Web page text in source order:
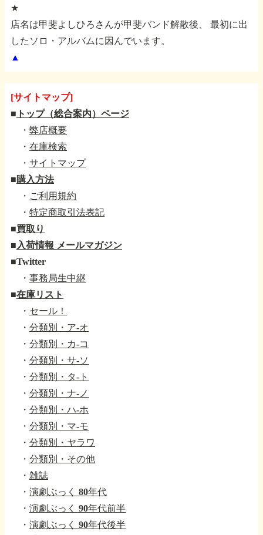
★
店名は甲斐よしひろさんが甲斐バンド解散後、
最初に出
したソロ・アルバムに因んでいます。
▲
[サイトマップ]
■ トップ（総合案内）ページ
・ 弊店概要
・ 在庫検索
・ サイトマップ
■購入方法
・ ご利用規約
・ 特定商取引法表記
■買取り
■ 入荷情報 メールマガジン
■Twitter
・ 事務局生中継
■在庫リスト
・ セール！
・ 分類別・ア-オ
・ 分類別・カ-コ
・ 分類別・サ-ソ
・ 分類別・タ-ト
・ 分類別・ナ-ノ
・ 分類別・ハ-ホ
・ 分類別・マ-モ
・ 分類別・ヤラワ
・ 分類別・その他
・ 雑誌
・ 演劇ぶっく 80年代
・ 演劇ぶっく 90年代前半
・ 演劇ぶっく 90年代後半